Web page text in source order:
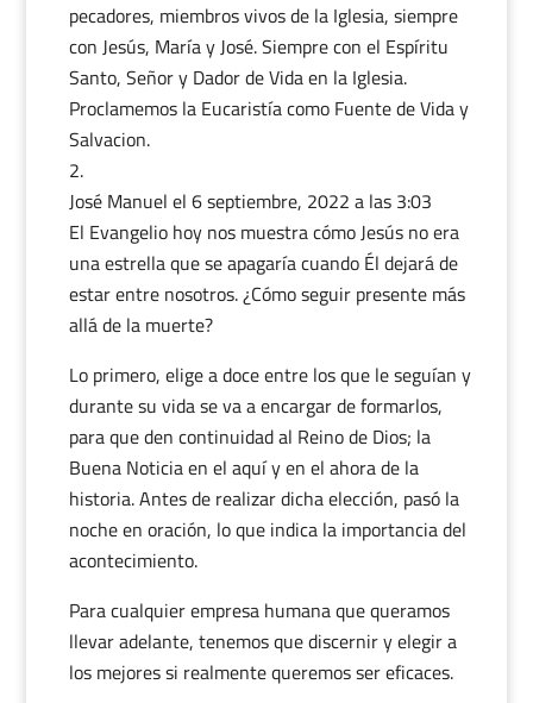
pecadores, miembros vivos de la Iglesia, siempre
con Jesús, María y José. Siempre con el Espíritu
Santo, Señor y Dador de Vida en la Iglesia.
Proclamemos la Eucaristía como Fuente de Vida y
Salvacion.
José Manuel el 6 septiembre, 2022 a las 3:03
El Evangelio hoy nos muestra cómo Jesús no era
una estrella que se apagaría cuando Él dejará de
estar entre nosotros. ¿Cómo seguir presente más
allá de la muerte?
Lo primero, elige a doce entre los que le seguían y
durante su vida se va a encargar de formarlos,
para que den continuidad al Reino de Dios; la
Buena Noticia en el aquí y en el ahora de la
historia. Antes de realizar dicha elección, pasó la
noche en oración, lo que indica la importancia del
acontecimiento.
Para cualquier empresa humana que queramos
llevar adelante, tenemos que discernir y elegir a
los mejores si realmente queremos ser eficaces.